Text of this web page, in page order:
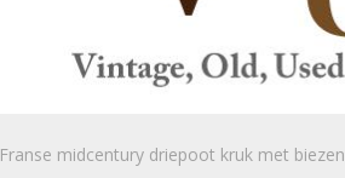
Franse midcentury driepoot kruk met biezen